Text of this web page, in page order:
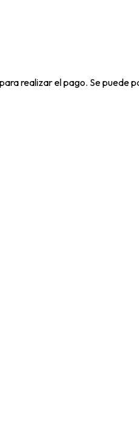
realizar el pago. Se puede